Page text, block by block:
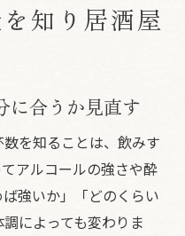
知り居酒屋
に合うか見直す
を知ることは、飲みす
アルコールの強さや酔
強いか」「どのくらい
によっても変わりま